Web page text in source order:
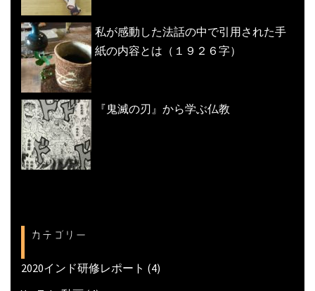
私が感動した法話の中で引用された手
紙の内容とは（１９２６字）
『鬼滅の刃』から学ぶ仏教
カテゴリー
2020インド研修レポート (4)